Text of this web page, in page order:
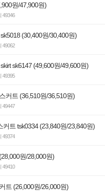
원/47,900원)
49346
(30,400원/30,400원)
49062
sk6147 (49,600원/49,600원)
49395
커트 (36,510원/36,510원)
49447
트 tsk0334 (23,840원/23,840원)
49374
원/28,000원)
49410
트 (26,000원/26,000원)